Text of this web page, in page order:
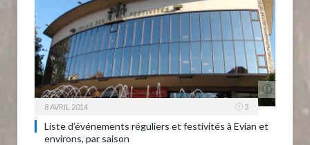
8 AVRIL 2014 3
Liste d’événements réguliers et festivités à Evian et
environs, par saison